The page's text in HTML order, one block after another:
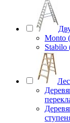
Monto
Stabilo